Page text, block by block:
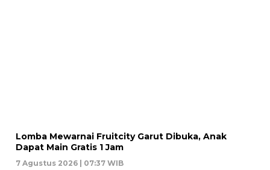
Lomba Mewarnai Fruitcity Garut Dibuka, Anak
Dapat Main Gratis 1 Jam
7 Agustus 2026 | 07:37 WIB